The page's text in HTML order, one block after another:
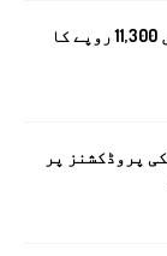
پاکستان میں سونے کی قیمت میں 11,300 روپے کا
پروڈکشنز پر